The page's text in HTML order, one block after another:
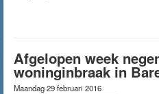
Afgelopen week
woninginbraak in
Maandag 29 februari 2016